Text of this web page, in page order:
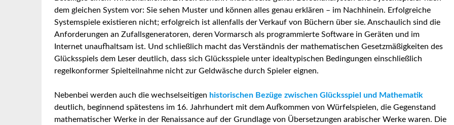
dem gleichen System vor: Sie sehen Muster und können alles genau erklären – im Nachhinein. Erfolgreiche
Systemspiele existieren nicht; erfolgreich ist allenfalls der Verkauf von Büchern über sie. Anschaulich sind die
Anforderungen an Zufallsgeneratoren, deren Vormarsch als programmierte Software in Geräten und im
Internet unaufhaltsam ist. Und schließlich macht das Verständnis der mathematischen Gesetzmäßigkeiten des
Glücksspiels dem Leser deutlich, dass sich Glücksspiele unter idealtypischen Bedingungen einschließlich
regelkonformer Spielteilnahme nicht zur Geldwäsche durch Spieler eignen.
Nebenbei werden auch die wechselseitigen historischen Bezüge zwischen Glücksspiel und Mathematik
deutlich, beginnend spätestens im 16. Jahrhundert mit dem Aufkommen von Würfelspielen, die Gegenstand
mathematischer Werke in der Renaissance auf der Grundlage von Übersetzungen arabischer Werke waren. Die